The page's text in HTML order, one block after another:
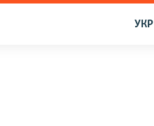
УКР